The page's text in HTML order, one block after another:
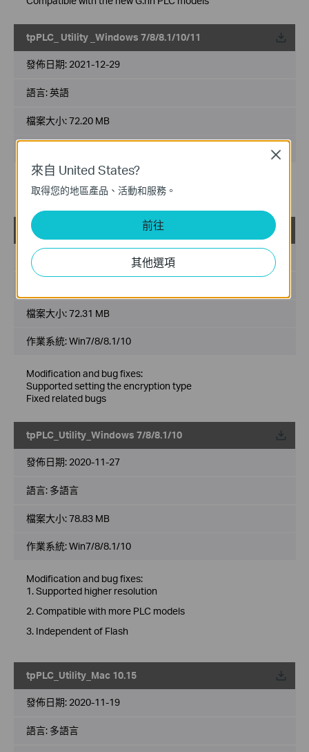
tpPLC_ Utility _Windows 7/8/8.1/10/11
發佈日期: 2021-12-29
語言:英語
檔案大小:72.20 MB
相容於更多電力線型號
tpPLC_ Utility _Windows 7/8/8.1/10
發佈日期:
檔案大小:72.31 MB
作業系統: Win7/8/8.1/10
Modification and bug fixes:
Supported setting the encryption type
Fixed related bugs
tpPLC_Utility_Windows 7/8/8.1/10
發佈日期: 2020-11-27
語言: 多語言
檔案大小:78.83 MB
作業系統: Win7/8/8.1/10
Modification and bug fixes:
1. Supported higher resolution
2. Compatible with more PLC models
3. Independent of Flash
tpPLC_Utility_Mac 10.15
發佈日期: 2020-11-19
語言: 多語言
來自 United States?
取得您的地區產品、活動和服務。
前往
其他選項
Close